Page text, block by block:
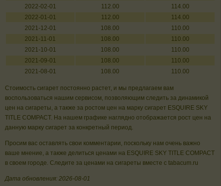
2022-02-01
112.00
114.00
2022-01-01
112.00
114.00
2021-12-01
108.00
110.00
2021-11-01
108.00
110.00
2021-10-01
108.00
110.00
2021-09-01
108.00
110.00
2021-08-01
108.00 110.00
Стоимость сигарет постоянно растет, и мы предлагаем вам
воспользоваться нашим сервисом, позволяющим следить за динамикой
цен на сигареты, а также за ростом цен на марку сигарет ESQUIRE SKY
TITLE COMPACT. На нашем графике наглядно отображается рост цен на
данную марку сигарет за конкретный период.
Просим вас оставлять свои комментарии, поскольку нам очень важно
ваше мнение, а также делиться ценами на ESQUIRE SKY TITLE COMPACT
в своем городе. Следите за ценами на сигареты вместе с tabacum.ru
Дата обновления: 2026-08-01